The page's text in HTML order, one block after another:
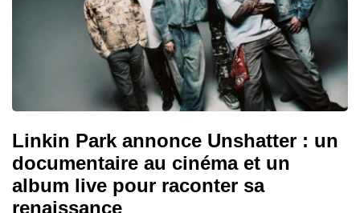
Linkin Park annonce Unshatter : un
documentaire au cinéma et un
album live pour raconter sa
renaissance